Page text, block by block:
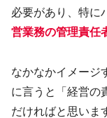
必要があり、特に
営業務の管理責任
なかなかイメージ
に言うと「経営の
だければと思いま